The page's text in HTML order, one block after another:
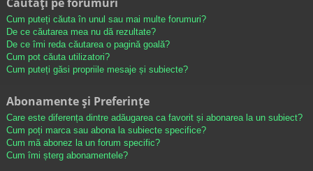
Cum puteți căuta în unul sau mai multe forumuri?
De ce căutarea mea nu dă rezultate?
De ce îmi reda căutarea o pagină goală?
Cum pot căuta utilizatori?
Cum puteți găsi propriile mesaje și subiecte?
Abonamente și Preferințe
Care este diferența dintre adăugarea ca favorit și abonarea la un subiect?
Cum poți marca sau abona la subiecte specifice?
Cum mă abonez la un forum specific?
Cum îmi șterg abonamentele?